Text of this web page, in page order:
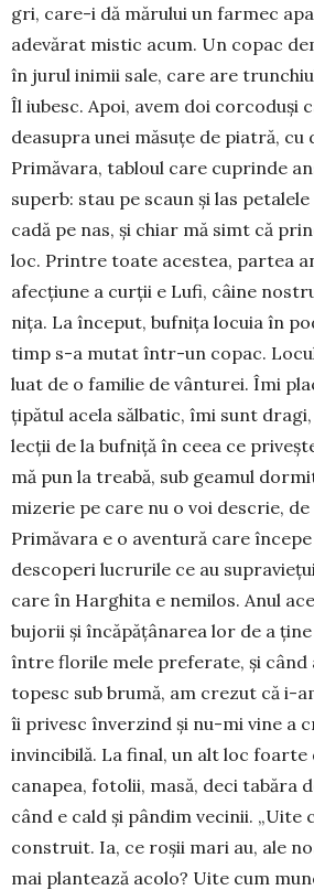
gri, ca­re-i dă mărului un farmec
adevărat mistic acum. Un copac
în jurul inimii sale, care are
Îl iu­besc. Apoi, avem doi cor­co­duşi
deasupra unei măsuţe de piatră, cu
Primăvara, tabloul care cuprinde
superb: stau pe scaun şi las
cadă pe nas, şi chiar mă simt că
loc. Printre toa­te acestea, partea
afecţiune a curţii e Lufi, câi­ne
niţa. La început, bufniţa locuia în
timp s-a mutat într-un copac.
luat de o familie de vânturei. Îmi
ţipătul acela sălbatic, îmi sunt
lecţii de la bufniţă în ceea ce
mă pun la trea­bă, sub geamul
mizerie pe care nu o voi descrie,
Primăvara e o aventură care
descoperi lucrurile ce au
care în Har­ghita e nemilos. Anul
bu­jorii şi încă­păţânarea lor de a
între florile mele preferate, şi când
topesc sub brumă, am crezut că i-
îi privesc înverzind şi nu-mi vine a
invincibilă. La final, un alt loc foarte
canapea, fotolii, masă, deci tabăra
când e cald şi pândim vecinii. „Uite
construit. Ia, ce roşii mari au, ale
mai plantează acolo? Uite cum